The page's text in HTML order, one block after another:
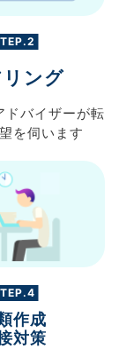
リング
ドバイザーが転
を伺います
作成
対策